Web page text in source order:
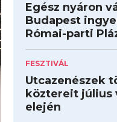
Egész nyáron
Budapest
Római-parti
FESZTIVÁL
Utcazenészek
köztereit július
elején